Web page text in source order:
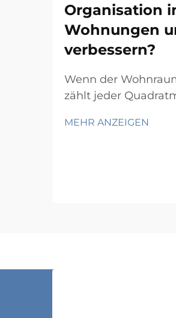
Organisation
Wohnungen
verbessern?
Wenn der
zählt jeder
der praktischsten
MEHR ANZEIGEN